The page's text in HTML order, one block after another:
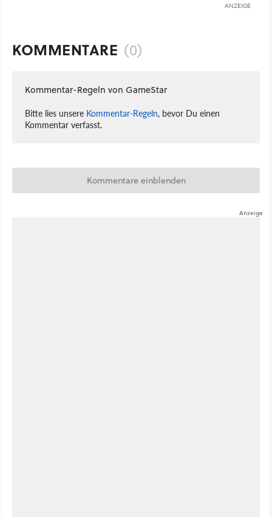
ANZEIGE
KOMMENTARE (0)
Kommentar-Regeln von GameStar
Bitte lies unsere Kommentar-Regeln, bevor Du einen
Kommentar verfasst.
Kommentare einblenden